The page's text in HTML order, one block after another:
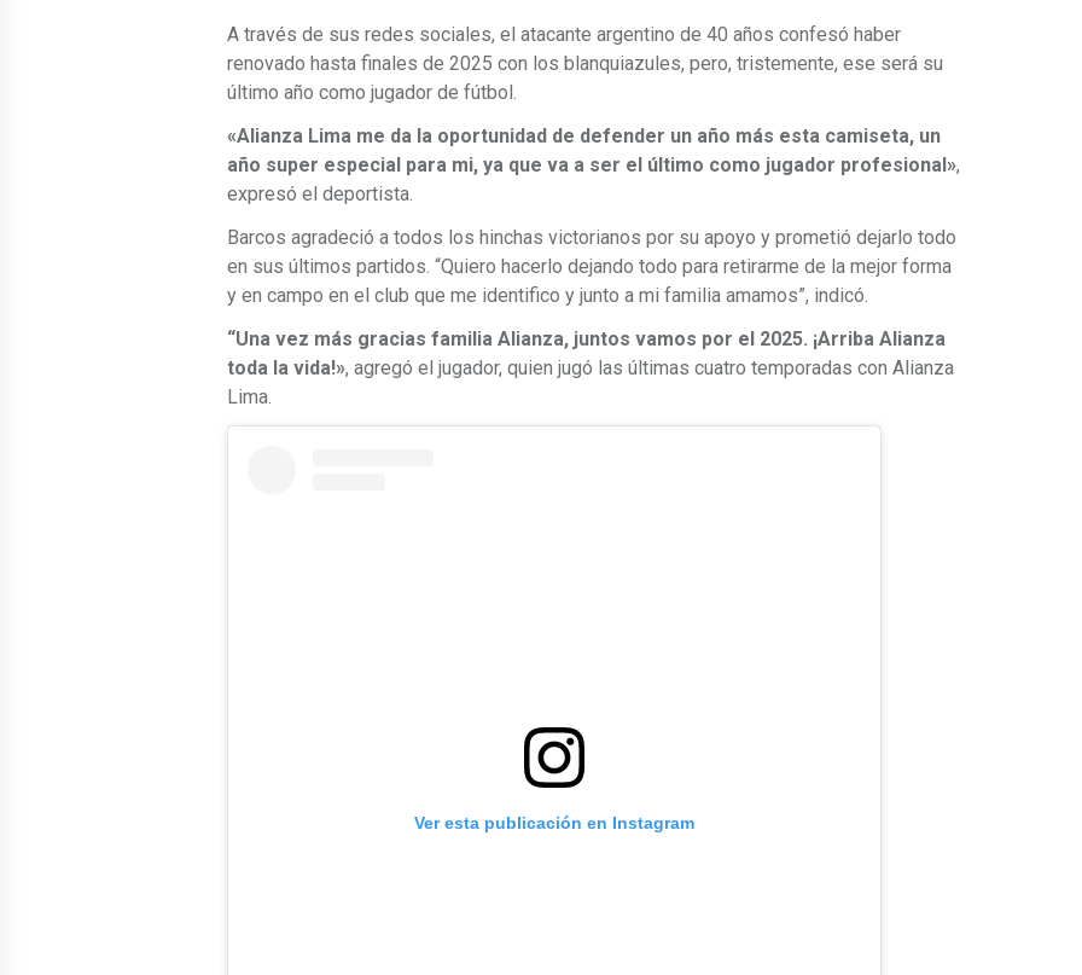
A través de sus redes sociales, el atacante argentino de 40 años confesó haber
renovado hasta finales de 2025 con los blanquiazules, pero, tristemente, ese será su
último año como jugador de fútbol.
«Alianza Lima me da la oportunidad de defender un año más esta camiseta, un
año super especial para mi, ya que va a ser el último como jugador profesional»,
expresó el deportista.
Barcos agradeció a todos los hinchas victorianos por su apoyo y prometió dejarlo todo
en sus últimos partidos. “Quiero hacerlo dejando todo para retirarme de la mejor forma
y en campo en el club que me identifico y junto a mi familia amamos”, indicó.
“Una vez más gracias familia Alianza, juntos vamos por el 2025. ¡Arriba Alianza
toda la vida!», agregó el jugador, quien jugó las últimas cuatro temporadas con Alianza
Lima.
Ver esta publicación en Instagram